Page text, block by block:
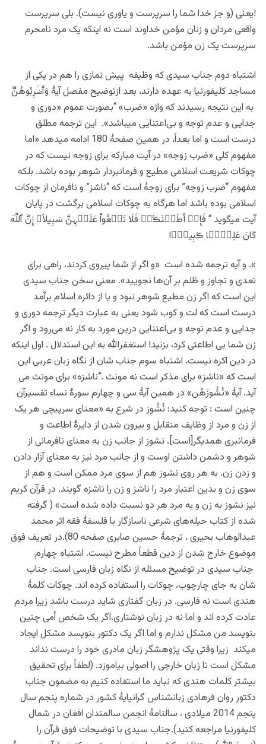
!یعنی (و جز خدا شما را سرپرست و یاوری نیست). بلی سرپرست
واقعی مردان و زنان مؤمن خداوند است نه اینکه یک مرد نامحرم
سرپرست یک زن مؤمن باشد.
اشتباه دوم جناب سیدی که وظیفه پیش نمازی را هم در یکی از
مساجد کلیفورنیا به عهده دارند، بعد ازتوضیح مفصل آیۀ وَٱضۡرِبُوهُنَّ‌ۖ
به این نتیجه رسیدند که واژه «ضرب» “بصورت عموم «دوری و
جدایی و عدم توجه و بی‌اعتنایی میباشد». این ترجمه مطلق
درست است و اما بعداً، در همین صفحۀ 180 ادامه میدهد «اما
مفهوم کلی «ضرب زوجه» در آیت مبارکه برای زوجه نیست که در
چوکات شریعت اسلامی مطیع و فرمانبردار شوهر بوده باشد. بلکه
مفهوم “ضرب زوجه” برای زوجۀ است که “ناشز” و نافرمان از چوکات
اسلامی بوده باشد اما هرگاه به چوکات اسلامی برگشت در پایان
آیت میگوید “ فَإِنۡ أَطَعۡنَڪُمۡ فَلَا تَبۡغُواْ عَلَيۡہِنَّ سَبِيلاً‌ۗ إِنَّ ٱللَّهَ
كَانَ عَلِيًّ۬ا ڪَبِيرً۬ا
». و آیه ترجمه شده است «و اگر از شما پیروی کردند، راهی برای
تعدی و تجاوز و ظلم بر آن‌ها نجویید». معنی سخن جناب سیدی
این است که اگر زن مطیع شوهر نبود و یا از دائره اسلام برآمد
درست است که لت و کوب شود یعنی به عبارت دیگر ترجمه دوری و
جدایی و عدم توجه و بی‌اعتنایی درین مورد به کار نه می‌رود و اگر
زن شما بی اطاعتی کرد، بزنید! استغفرالله به این استدلال . اول اینکه
در دین اکره نیست. اشتباه سوم جناب شان از نگاه زبان عربی این
است که «ناشز» برای مذکر است نه مونث .”ناشزه» برای مونث می
آید. آیۀ «نُشُوزَهُن» در همین آیۀ سی و چهارم سورۀ نساء تفسیرآن
چنین است : توجه کنید: نُشُوز در شرع به «معنای سرپیچی هر یک
از زن و مرد از وظایف متقابل و بیرون شدن از دایرۀ اطاعت و
فرمانبری همدیگر[است]. نشوز از جانب زن به معنای نافرمانی از
شوهر و دشمن داشتن اوست و از جانب مرد نیز به معنای آزار دادن
و زدن زن. به هر روی نشوز هم از سوی مرد ممکن است و هم از
سوی زن و بدین اعتبار مرد را ناشز و زن را ناشزه گویند. در قرآن کریم
نیز نشوز به زن و به مرد هر دو نسبت داده شده است» ( گرفته
شده از کتاب حیله‌های شرعی ناسازگار با فلسفۀ فقه اثر محمد
عبدالوهاب بحیری ، ترجمۀ حسین صابری صفحه 80).در تعریف فوق
موضوع خارج شدن از دین قطعاً مطرح نیست. اشتباه چهارم
جناب سیدی در توضیح مسئله از نگاه زبان فارسی است. جناب
شان به جای چارچوب، چوکات را استفاده کرده اند. چوکات کلمۀ
هندی است نه فارسی. در زبان گفتاری شاید درست باشد زیرا مردم
عادت کرده اند و اما نه در زبان نوشتاری.اگر یک شخص اُمی چنین
بنویسد من مشکل ندارم و اما اگر یک دکتور بنویسد مشکل ایجاد
میکند زیرا وقتی یک پژوهشگر زبان مادری خود را درست نداند
مشکل است تا زبان خارجی را اصولی بیاموزد. (لطفاً برای تحقیق
بیشتر کلمات هندی که نباید ما استفاده کنیم به مضمون جناب
دکتور روان فرهادی زبانشناس گرانپایۀ کشور در شماره پنجم سال
پنجم 2014 میلادی ، سالنامۀ انجمن سالمندان افغان در شمال
کلیفورنیا مراجعه کنید).جناب سیدی با توضیحات فوق قرآن را